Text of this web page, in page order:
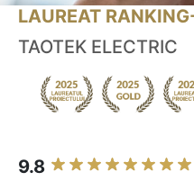
LAUREAT
TAOTEK ELECTRIC
9.8